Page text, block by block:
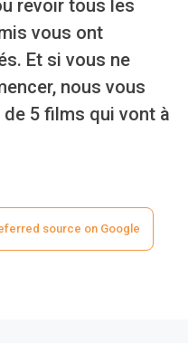
revoir tous les
vous ont
Et si vous ne
nous vous
5 films qui vont à
source on Google